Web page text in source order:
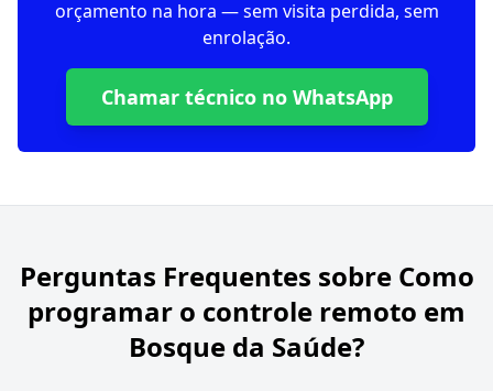
orçamento na hora — sem visita perdida, sem
enrolação.
Chamar técnico no WhatsApp
Perguntas Frequentes sobre Como
programar o controle remoto em
Bosque da Saúde?